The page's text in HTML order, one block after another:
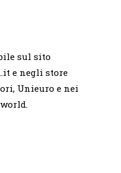
sul sito
e negli store
Unieuro e nei